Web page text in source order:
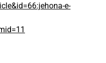
e-